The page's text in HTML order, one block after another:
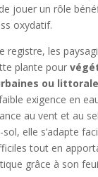
jouer un rôle
oxydatif.
registre, les
plante pour
ou
exigence en
au vent et au
elle s’adapte
tout en
grâce à son